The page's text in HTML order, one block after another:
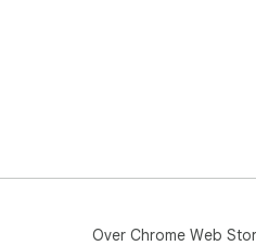
Over Chrome Web